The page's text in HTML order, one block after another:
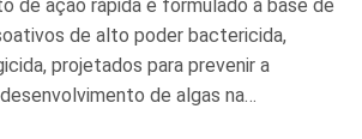
de ação rápida é formulado à base de
de alto poder bactericida,
projetados para prevenir a
de algas na…